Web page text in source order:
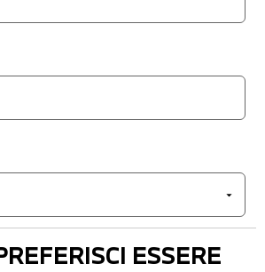
ESSERE